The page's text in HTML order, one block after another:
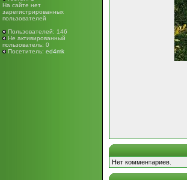
На сайте нет
зарегистрированных
пользователей
Пользователей: 146
Не активированный
пользователь: 0
Посетитель: ed4mk
Нет комментариев.